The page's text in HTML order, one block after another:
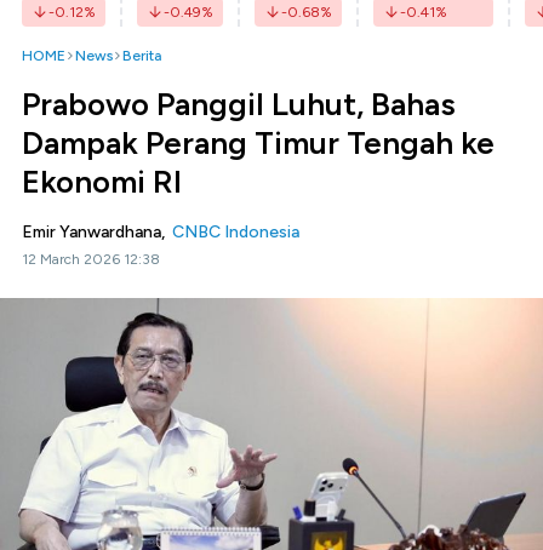
-0.12% -0.49% -0.68% -0.41%
HOME News Berita
Prabowo Panggil Luhut, Bahas
Dampak Perang Timur Tengah ke
Ekonomi RI
Emir Yanwardhana, CNBC Indonesia
12 March 2026 12:38